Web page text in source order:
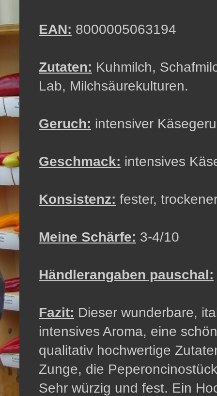
EAN: 8000005063194
Zutaten: Kuhmilch,
Lab, Milchsäurekulturen.
Geruch: intensiver
Geschmack: intensives
Konsistenz: fester,
Meine Schärfe: 3-4/10
Händlerangaben pauschal:
Fazit: Dieser wunderbare,
intensives Aroma, eine
qualitativ hochwertige
Zunge, die
Sehr würzig und fest. Ein